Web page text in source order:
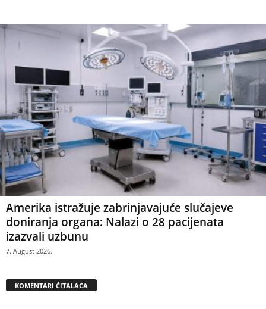
Amerika istražuje zabrinjavajuće slučajeve
doniranja organa: Nalazi o 28 pacijenata
izazvali uzbunu
7. August 2026.
KOMENTARI ČITALACA